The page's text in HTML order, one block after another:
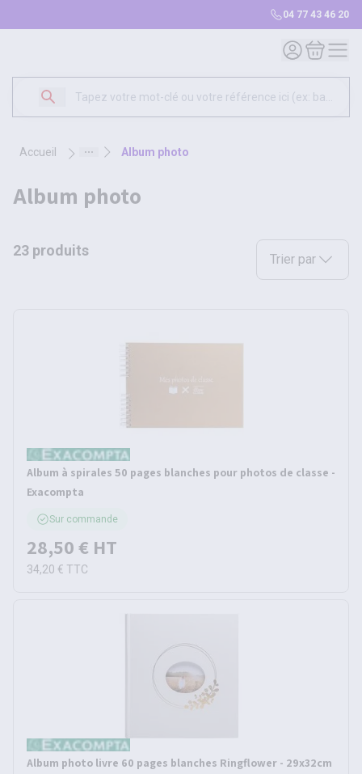
04 77 43 46 20
Mon compte
Mon
accueil album photo
album photo
23 produits
Trier par
Album à spirales 50 pages blanches pour photos de classe -
Exacompta
Sur commande
28,50 € HT
34,20 € TTC
Album photo livre 60 pages blanches Ringflower - 29x32cm